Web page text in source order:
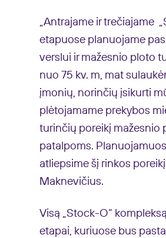
„Antrajame ir trečiajame
etapuose planuojame
verslui ir mažesnio ploto
nuo 75 kv. m, mat
įmonių, norinčių įsikurti
plėtojamame prekybos
turinčių poreikį mažesnio
patalpoms.
atliepsime šį rinkos
Maknevičius.
Visą „Stock-O“
etapai, kuriuose bus